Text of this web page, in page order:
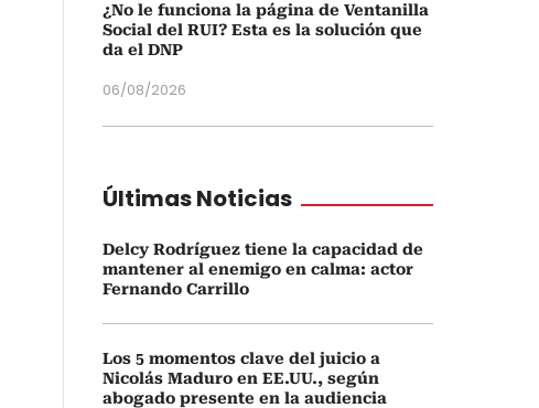
¿No le funciona la página de Ventanilla
Social del RUI? Esta es la solución que
da el DNP
06/08/2026
Últimas Noticias
Delcy Rodríguez tiene la capacidad de
mantener al enemigo en calma: actor
Fernando Carrillo
Los 5 momentos clave del juicio a
Nicolás Maduro en EE.UU., según
abogado presente en la audiencia